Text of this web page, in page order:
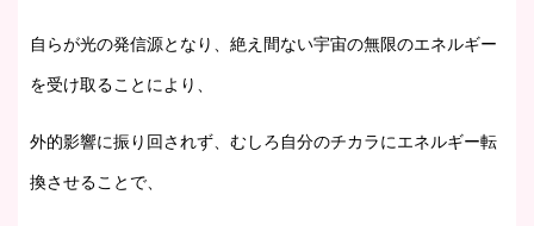
自らが光の発信源となり、絶え間ない宇宙の無限のエネルギー
を受け取ることにより、
外的影響に振り回されず、むしろ自分のチカラにエネルギー転
換させることで、